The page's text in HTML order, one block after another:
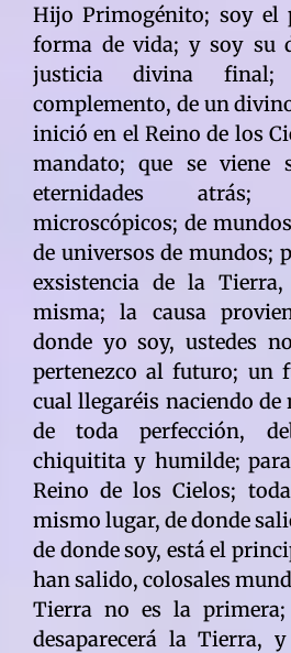
Hijo Primogénito; soy el
forma de vida; y soy su
justicia divina
complemento, de un
inició en el Reino de los
mandato; que se viene
eternidades
microscópicos; de
de universos de mundos;
exsistencia de la
misma; la causa
donde yo soy, ustedes
pertenezco al futuro; un
cual llegaréis naciendo de
de toda perfección,
chiquitita y humilde;
Reino de los Cielos;
mismo lugar, de donde
de donde soy, está el
han salido, colosales
Tierra no es la
desaparecerá la Tierra,